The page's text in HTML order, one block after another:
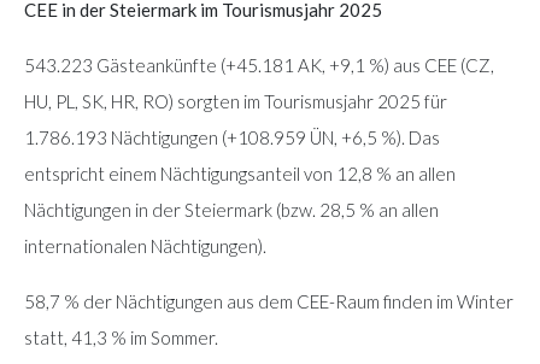
CEE in der Steiermark im Tourismusjahr 2025
543.223 Gästeankünfte (+45.181 AK, +9,1 %) aus CEE (CZ,
HU, PL, SK, HR, RO) sorgten im Tourismusjahr 2025 für
1.786.193 Nächtigungen (+108.959 ÜN, +6,5 %). Das
entspricht einem Nächtigungsanteil von 12,8 % an allen
Nächtigungen in der Steiermark (bzw. 28,5 % an allen
internationalen Nächtigungen).
58,7 % der Nächtigungen aus dem CEE-Raum finden im Winter
statt, 41,3 % im Sommer.